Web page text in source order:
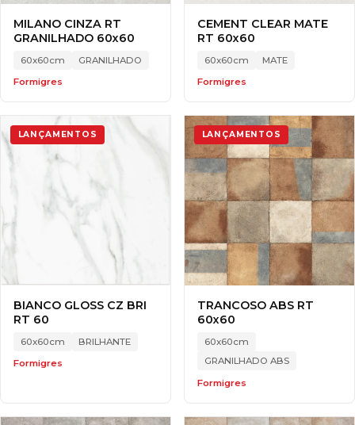
MILANO CINZA RT
GRANILHADO 60x60
60x60cm
GRANILHADO
Formigres
CEMENT CLEAR MATE
RT 60x60
60x60cm
MATE
Formigres
LANÇAMENTOS
BIANCO GLOSS CZ BRI
RT 60
60x60cm
BRILHANTE
Formigres
LANÇAMENTOS
TRANCOSO ABS RT
60x60
60x60cm
GRANILHADO ABS
Formigres